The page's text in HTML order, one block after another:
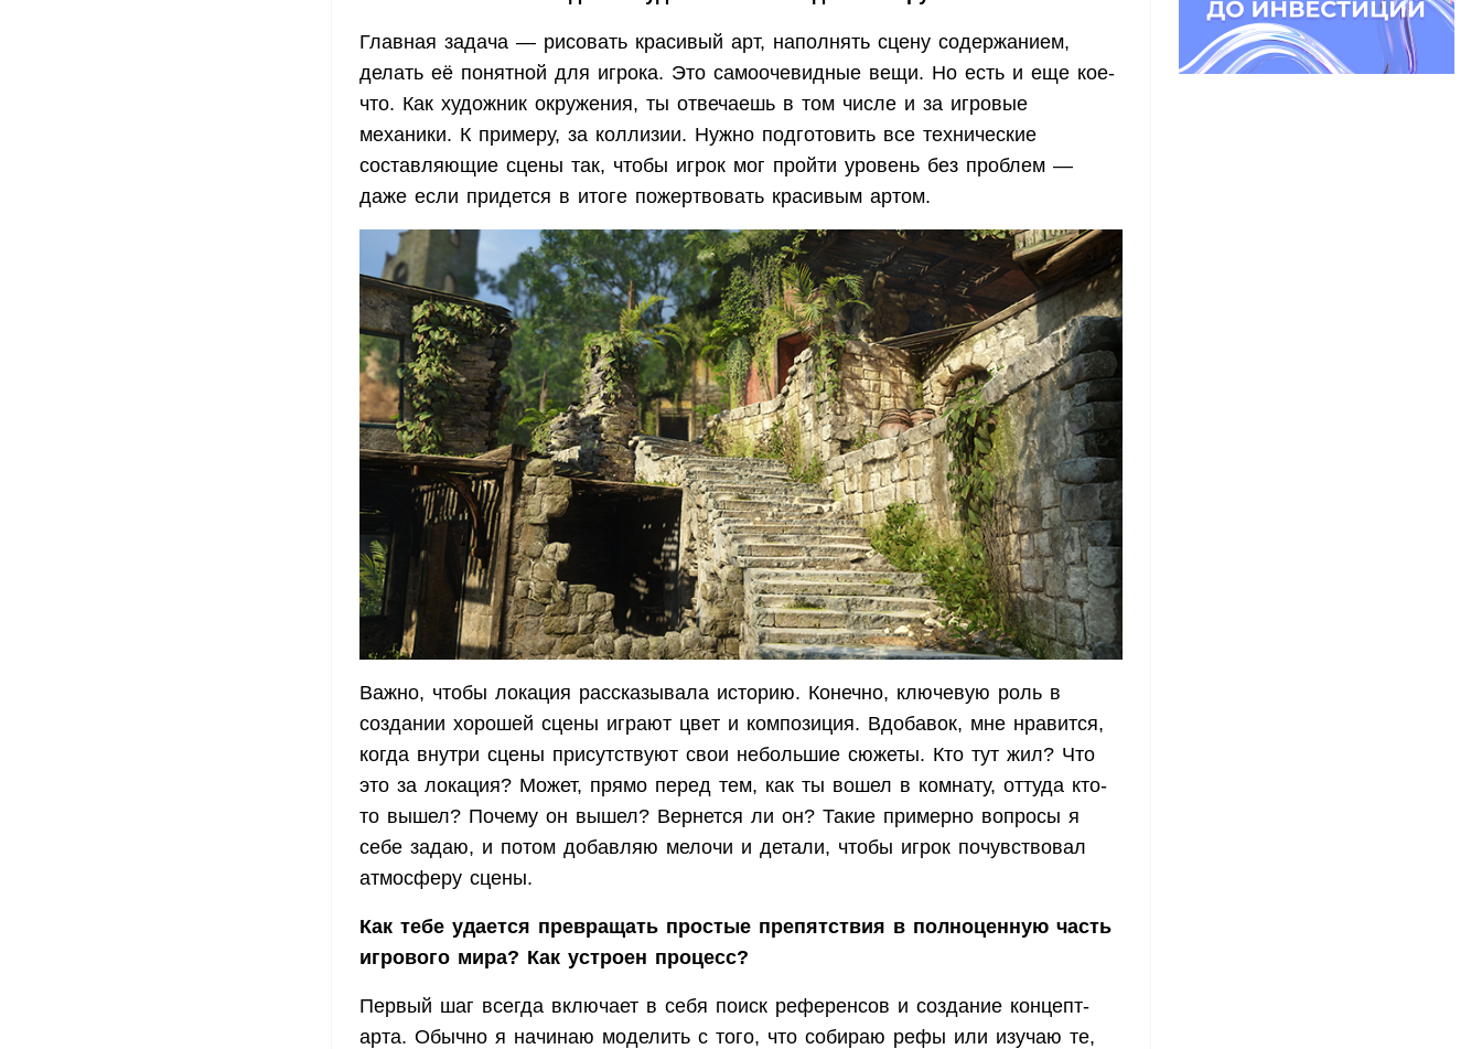
Главная задача — рисовать красивый арт, наполнять сцену содержанием,
делать её понятной для игрока. Это самоочевидные вещи. Но есть и еще кое-
что. Как художник окружения, ты отвечаешь в том числе и за игровые
механики. К примеру, за коллизии. Нужно подготовить все технические
составляющие сцены так, чтобы игрок мог пройти уровень без проблем —
даже если придется в итоге пожертвовать красивым артом.
Важно, чтобы локация рассказывала историю. Конечно, ключевую роль в
создании хорошей сцены играют цвет и композиция. Вдобавок, мне нравится,
когда внутри сцены присутствуют свои небольшие сюжеты. Кто тут жил? Что
это за локация? Может, прямо перед тем, как ты вошел в комнату, оттуда кто-
то вышел? Почему он вышел? Вернется ли он? Такие примерно вопросы я
себе задаю, и потом добавляю мелочи и детали, чтобы игрок почувствовал
атмосферу сцены.
Как тебе удается превращать простые препятствия в полноценную часть
игрового мира? Как устроен процесс?
Первый шаг всегда включает в себя поиск референсов и создание концепт-
арта. Обычно я начинаю моделить с того, что собираю рефы или изучаю те,